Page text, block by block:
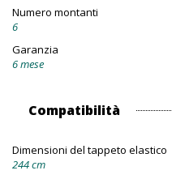
Numero montanti
6
Garanzia
6 mese
Compatibilità
Dimensioni del tappeto elastico
244 cm